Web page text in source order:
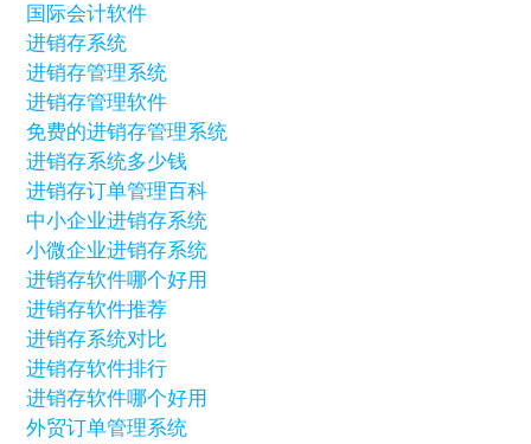
国际会计软件
进销存系统
进销存管理系统
进销存管理软件
免费的进销存管理系统
进销存系统多少钱
进销存订单管理百科
中小企业进销存系统
小微企业进销存系统
进销存软件哪个好用
进销存软件推荐
进销存系统对比
进销存软件排行
进销存软件哪个好用
外贸订单管理系统